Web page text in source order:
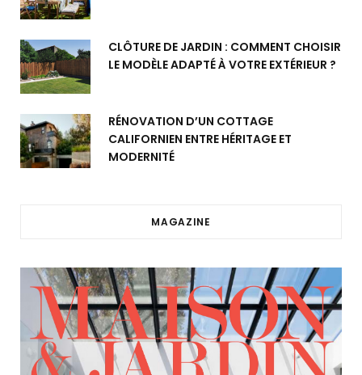
CLÔTURE DE JARDIN : COMMENT CHOISIR
LE MODÈLE ADAPTÉ À VOTRE EXTÉRIEUR ?
RÉNOVATION D’UN COTTAGE
CALIFORNIEN ENTRE HÉRITAGE ET
MODERNITÉ
MAGAZINE